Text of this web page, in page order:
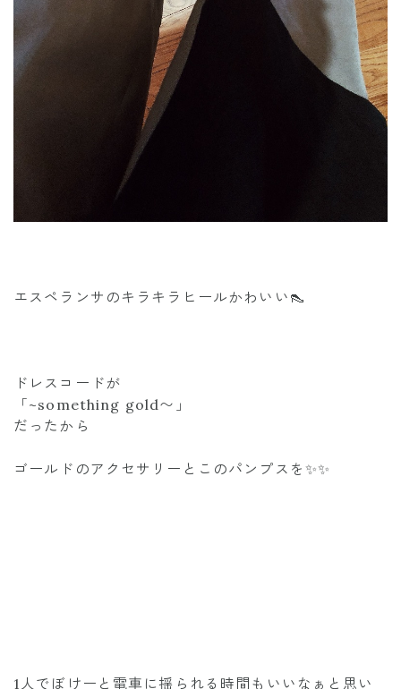
エスペランサのキラキラヒールかわいい👠
ドレスコードが
「~something gold〜」
だったから
ゴールドのアクセサリーとこのパンプスを✨✨
1人でぼけーと電車に揺られる時間もいいなぁと思い